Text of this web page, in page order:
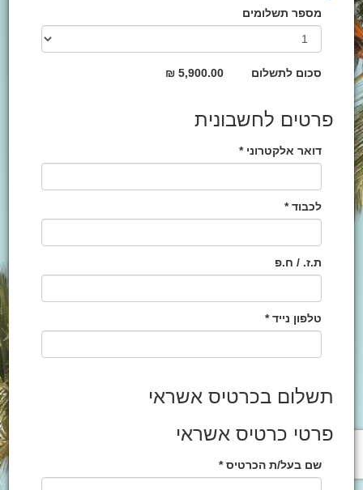
מספר תשלומים
סכום לתשלום 5,900.00 ₪
פרטים לחשבונית
דואר אלקטרוני *
לכבוד *
ת.ז. / ח.פ
טלפון נייד *
תשלום בכרטיס אשראי
פרטי כרטיס אשראי
שם בעל/ת הכרטיס *